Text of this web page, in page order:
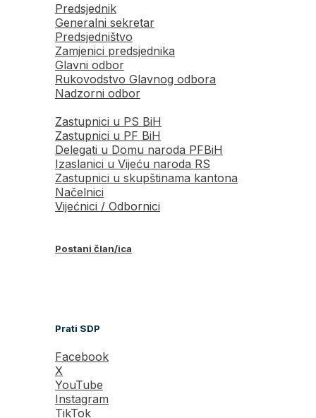
Predsjednik
Generalni sekretar
Predsjedništvo
Zamjenici predsjednika
Glavni odbor
Rukovodstvo Glavnog odbora
Nadzorni odbor
Zastupnici u PS BiH
Zastupnici u PF BiH
Delegati u Domu naroda PFBiH
Izaslanici u Vijeću naroda RS
Zastupnici u skupštinama kantona
Načelnici
Vijećnici / Odbornici
Postani član/ica
Prati SDP
Facebook
X
YouTube
Instagram
TikTok